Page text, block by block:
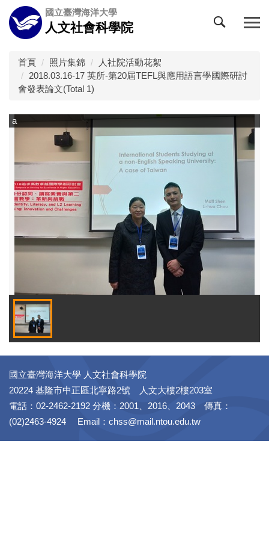
跳
到
主
國立臺灣海洋大學
人文社會科學院
首頁 照片集錦
人社院活動花絮
2018.03.16-17 英所-第20屆TEFL與應用語言學國際研討
會發表論文(Total 1)
a
國立臺灣海洋大學 人文社會科學院
20224 基隆市中正區北寧路2號 人文大樓2樓203室
電話：02-2462-2192 分機：2001、2016、2043 傳真：
(02)2463-4924 Email：chss@mail.ntou.edu.tw